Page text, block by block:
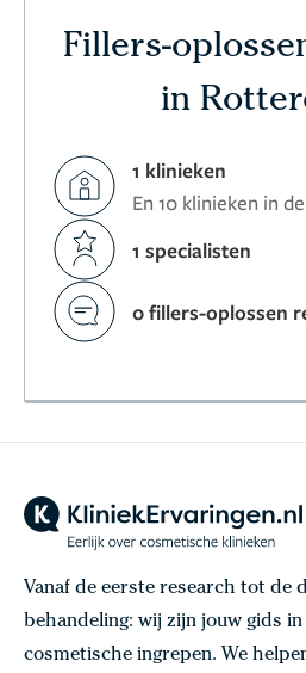
Fillers-
in
1 klinieken
En 10 klinieken in
1 specialisten
0 fillers-oplossen
Vanaf de eerste research tot de
behandeling: wij zijn jouw gids
cosmetische ingrepen. We